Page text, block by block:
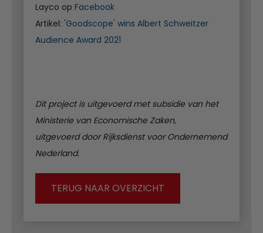
Layco op Facebook
Artikel: 'Goodscope' wins Albert Schweitzer
Audience Award 2021
Dit project is uitgevoerd met subsidie van het
Ministerie van Economische Zaken,
uitgevoerd door Rijksdienst voor Ondernemend
Nederland.
TERUG NAAR OVERZICHT